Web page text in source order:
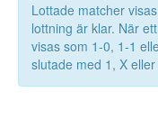
Lottade matcher
lottning är klar. När
visas som 1-0, 1-1
slutade med 1, X eller